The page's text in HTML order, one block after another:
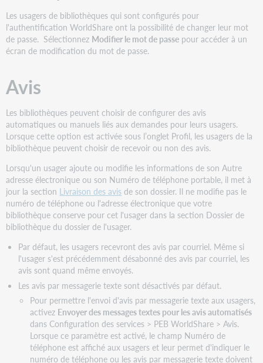
Les usagers de bibliothèques qui sont configurés pour
l'authentification WorldShare ont la possibilité de changer leur mot
de passe. Sélectionnez Modifier le mot de passe pour accéder à un
écran de modification du mot de passe.
Avis
Les bibliothèques peuvent choisir de configurer des avis
automatiques ou manuels liés aux demandes pour leurs usagers.
Lorsque cette option est activée sous l’onglet Profil, les usagers de la
bibliothèque peuvent choisir de recevoir ou non des avis.
Lorsqu'un usager ajoute ou modifie les informations de son Autre
adresse électronique ou son Numéro de téléphone portable, il met à
jour la section Livraison des avis de son dossier. Il ne modifie pas le
numéro de téléphone ou l'adresse électronique que votre
bibliothèque conserve pour cet l'usager dans la section Dossier de
bibliothèque du dossier de l'usager.
Par défaut, les usagers recevront des avis par courriel. Même si
l'usager s'est précédemment désabonné des avis par courriel, les
avis sont quand même envoyés.
Les avis par messagerie texte sont désactivés par défaut.
Pour permettre l'envoi d'avis par messagerie texte aux usagers,
activez Envoyer des messages textes pour les avis automatisés
dans Configuration des services > PEB WorldShare > Avis.
Lorsque ce paramètre est activé, le champ Numéro de
téléphone est affiché aux usagers et leur permet d'indiquer le
numéro de téléphone ou les avis par messagerie texte doivent